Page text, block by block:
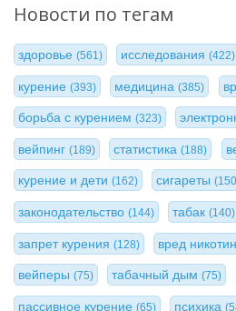
Новости по тегам
здоровье (561) исследования(422)
курение (393) медицина(385)
борьба с курением (323)
вейпинг (189) статистика(188)
курение и дети (162) сигареты
законодательство (144) табак(140)
запрет курения (128) вред
вейперы (75) табачный дым(75)
пассивное курение (65) психика